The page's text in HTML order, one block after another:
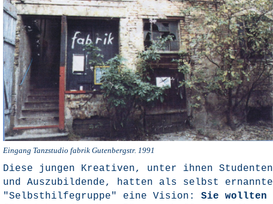
Ein­gang Tanz­stu­dio fabrik Guten­berg­str. 1991
Die­se jun­gen Krea­ti­ven, unter ihnen Stu­den­ten
und Aus­zu­bil­den­de, hat­ten als selbst ernann­te
"Selbst­hil­fe­grup­pe" eine Visi­on: Sie woll­ten